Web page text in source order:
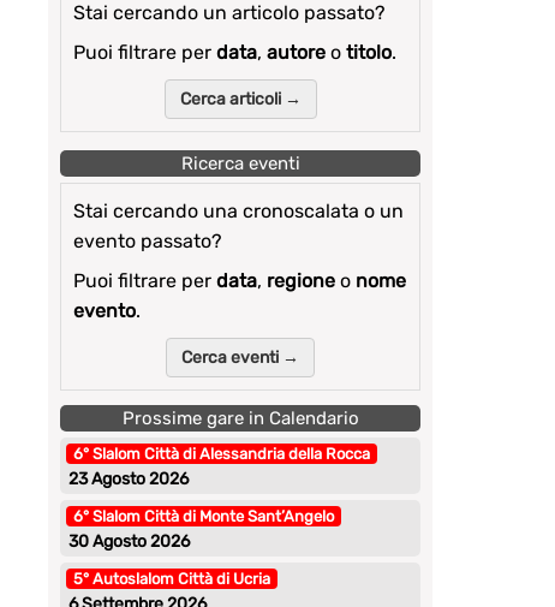
Stai cercando un articolo passato?
Puoi filtrare per data, autore o titolo.
Cerca articoli →
Ricerca eventi
Stai cercando una cronoscalata o un
evento passato?
Puoi filtrare per data, regione o nome
evento.
Cerca eventi →
Prossime gare in Calendario
6° Slalom Città di Alessandria della Rocca
23 Agosto 2026
6° Slalom Città di Monte Sant’Angelo
30 Agosto 2026
5° Autoslalom Città di Ucria